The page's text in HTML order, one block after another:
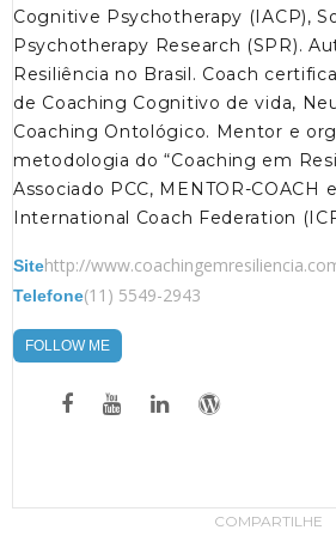
Cognitive Psychotherapy (IACP),
Psychotherapy Research (SPR).
Resiliência no Brasil. Coach
de Coaching Cognitivo de vida,
Coaching Ontológico. Mentor e
metodologia do “Coaching em
Associado PCC, MENTOR-COACH
International Coach Federation
Sitehttp://
Telefone(11) 5549-2943
FOLLOW ME
COMPARTILHE